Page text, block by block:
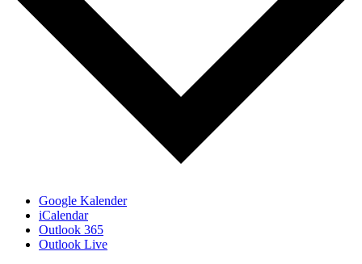
Google Kalender
iCalendar
Outlook 365
Outlook Live